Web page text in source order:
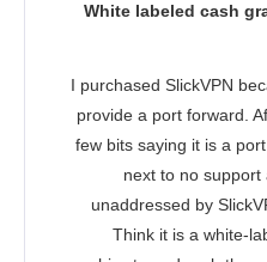
White labeled cash
I purchased SlickVPN
provide a port forward.
few bits saying it is a
next to no
unaddressed by
Think it is a white-